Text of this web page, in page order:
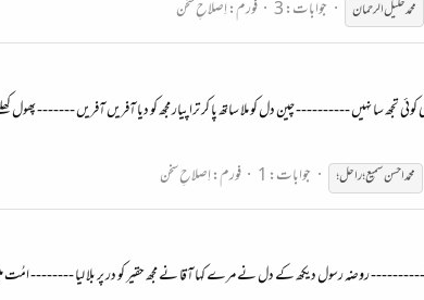
محمدخلیلالرحمان جوابات: 3 فورم:اِصلاحِ سخن
---------- چین دل کو ملا ساتھ پا کر ترا پیار مجھ کو دیا آفریں آفریں ------- پھول
محمّد احسن سمیع؛راحل؛ جوابات: 1 فورم:اِصلاحِ سخن
روضہ رسول دیکھ کے دل نے مرے کہا آقا نے مجھ حقیر کو در پر بلا لیا -------- امُت